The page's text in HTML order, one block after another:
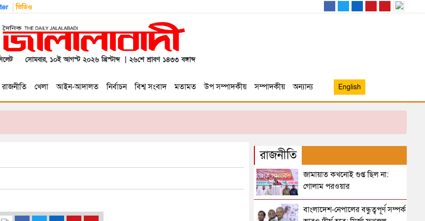
ভিডিও
সোমবার, ১০ই আগস্ট ২০২৬ খ্রিস্টাব্দ | ২৬শে শ্রাবণ ১৪৩৩ বঙ্গাব্দ
রাজনীতি খেলা আইন-আদালত নির্বাচন বিশ্ব সংবাদ মতামত উপ সম্পাদকীয় সম্পাদকীয় অন্যান্য English
রাজনীতি
জামায়াত কখনোই গুপ্ত ছিল না:
গোলাম পরওয়ার
বাংলাদেশ-নেপালের বন্ধুত্বপূর্ণ সম্পর্ক